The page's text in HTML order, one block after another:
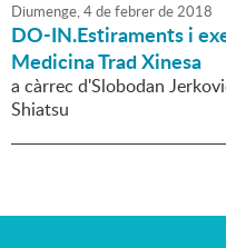
Diumenge,4defebrerde2018
DO-IN.Estiraments i
Medicina Trad Xinesa
a càrrec d'Slobodan
Shiatsu